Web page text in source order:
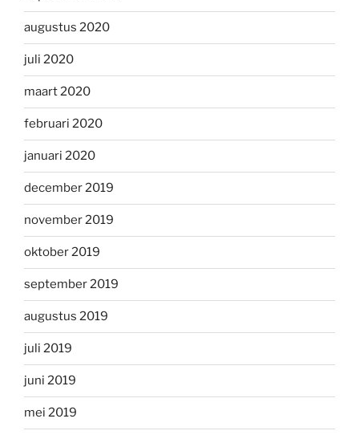
augustus 2020
juli 2020
maart 2020
februari 2020
januari 2020
december 2019
november 2019
oktober 2019
september 2019
augustus 2019
juli 2019
juni 2019
mei 2019